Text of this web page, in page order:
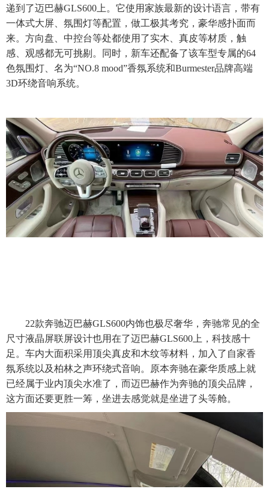
递到了迈巴赫GLS600上。它使用家族最新的设计语言，带有
一体式大屏、氛围灯等配置，做工极其考究，豪华感扑面而
来。方向盘、中控台等处都使用了实木、真皮等材质，触
感、观感都无可挑剔。同时，新车还配备了该车型专属的64
色氛围灯、名为“NO.8 mood”香氛系统和Burmester品牌高端
3D环绕音响系统。
22款奔驰迈巴赫GLS600内饰也极尽奢华，奔驰常见的全
尺寸液晶屏联屏设计也用在了迈巴赫GLS600上，科技感十
足。车内大面积采用顶尖真皮和木纹等材料，加入了自家香
氛系统以及柏林之声环绕式音响。原本奔驰在豪华质感上就
已经属于业内顶尖水准了，而迈巴赫作为奔驰的顶尖品牌，
这方面还要更胜一筹，坐进去感觉就是坐进了头等舱。